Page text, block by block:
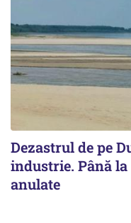
Dezastrul de pe
industrie. Până
anulate